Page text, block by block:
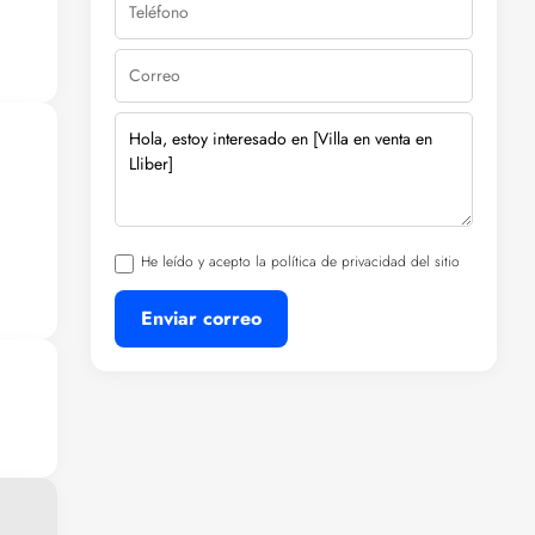
He leído y acepto la política de privacidad del sitio
Enviar correo